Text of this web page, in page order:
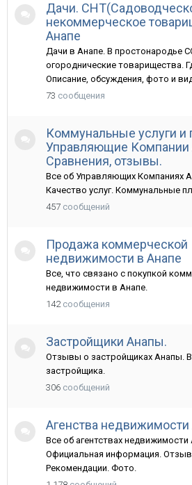
Дачи.
некоммерческое
Анапе
Дачи в Анапе. В простонародье
огороднические товарищества.
Описание, обсуждения, фото и
73 сообщения
Коммунальные услуги и
Управляющие Компании
Сравнения, отзывы.
Все об Управляющих Компаниях
Качество услуг. Коммунальные
457 сообщений
Продажа коммерческой
недвижимости в Анапе
Все, что связано с покупкой
недвижимости в Анапе.
142 сообщения
Застройщики Анапы.
Отзывы о застройщиках Анапы.
застройщика.
306 сообщений
Агенства
Все об агентствах
Официальная информация.
Рекомендации. Фото.